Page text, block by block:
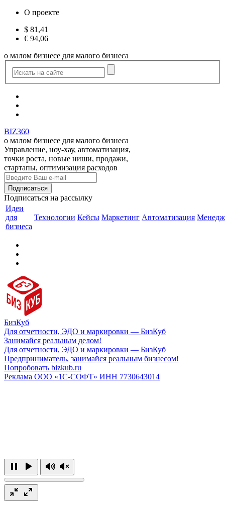
О проекте
$ 81,41
€ 94,06
о малом бизнесе для малого бизнеса
BIZ360
о малом бизнесе для малого бизнеса
Управление, ноу-хау, автоматизация,
точки роста, новые ниши, продажи,
стартапы, оптимизация расходов
Подписаться на рассылку
Идеи
для
бизнеса
Технологии Кейсы Маркетинг Автоматизация
БизКуб
Для отчетности, ЭДО и маркировки — БизКуб
Занимайся реальным делом!
Для отчетности, ЭДО и маркировки — БизКуб
Предприниматель, занимайся реальным бизнесом!
Попробовать bizkub.ru
Реклама ООО «1С-СОФТ» ИНН 7730643014